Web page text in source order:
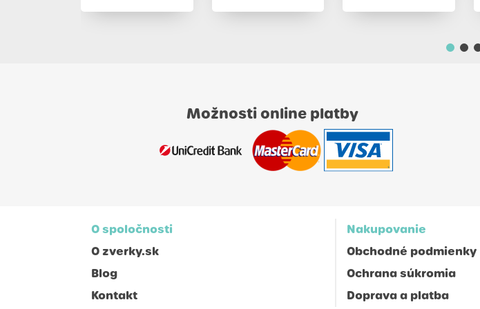
Možnosti online platby
O spoločnosti
O zverky.sk
Blog
Kontakt
Nakupovanie
Obchodné podmienky
Ochrana súkromia
Doprava a platba